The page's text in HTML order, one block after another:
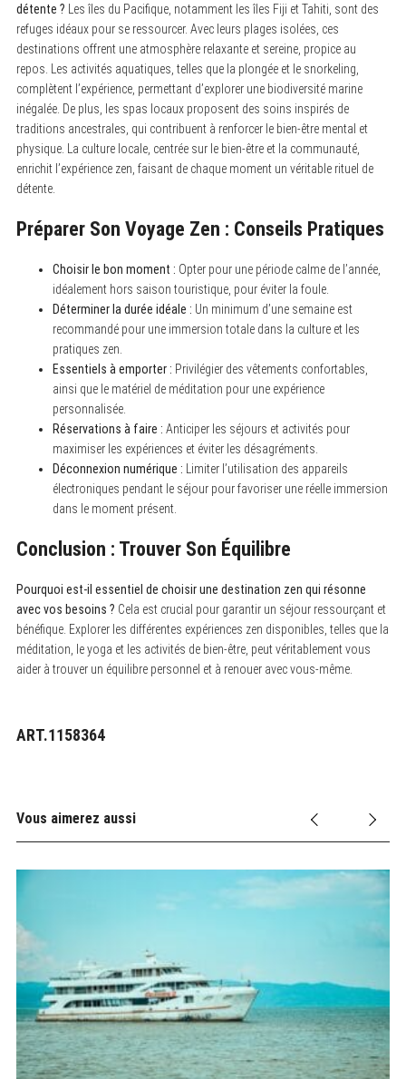
détente ? Les îles du Pacifique, notamment les îles Fiji et Tahiti, sont des
refuges idéaux pour se ressourcer. Avec leurs plages isolées, ces
destinations offrent une atmosphère relaxante et sereine, propice au
repos. Les activités aquatiques, telles que la plongée et le snorkeling,
complètent l’expérience, permettant d’explorer une biodiversité marine
inégalée. De plus, les spas locaux proposent des soins inspirés de
traditions ancestrales, qui contribuent à renforcer le bien-être mental et
physique. La culture locale, centrée sur le bien-être et la communauté,
enrichit l’expérience zen, faisant de chaque moment un véritable rituel de
détente.
Préparer Son Voyage Zen : Conseils Pratiques
Choisir le bon moment : Opter pour une période calme de l’année,
idéalement hors saison touristique, pour éviter la foule.
Déterminer la durée idéale : Un minimum d’une semaine est
recommandé pour une immersion totale dans la culture et les
pratiques zen.
Essentiels à emporter : Privilégier des vêtements confortables,
ainsi que le matériel de méditation pour une expérience
personnalisée.
Réservations à faire : Anticiper les séjours et activités pour
maximiser les expériences et éviter les désagréments.
Déconnexion numérique : Limiter l’utilisation des appareils
électroniques pendant le séjour pour favoriser une réelle immersion
dans le moment présent.
Conclusion : Trouver Son Équilibre
Pourquoi est-il essentiel de choisir une destination zen qui résonne
avec vos besoins ? Cela est crucial pour garantir un séjour ressourçant et
bénéfique. Explorer les différentes expériences zen disponibles, telles que la
méditation, le yoga et les activités de bien-être, peut véritablement vous
aider à trouver un équilibre personnel et à renouer avec vous-même.
ART.1158364
Vous aimerez aussi